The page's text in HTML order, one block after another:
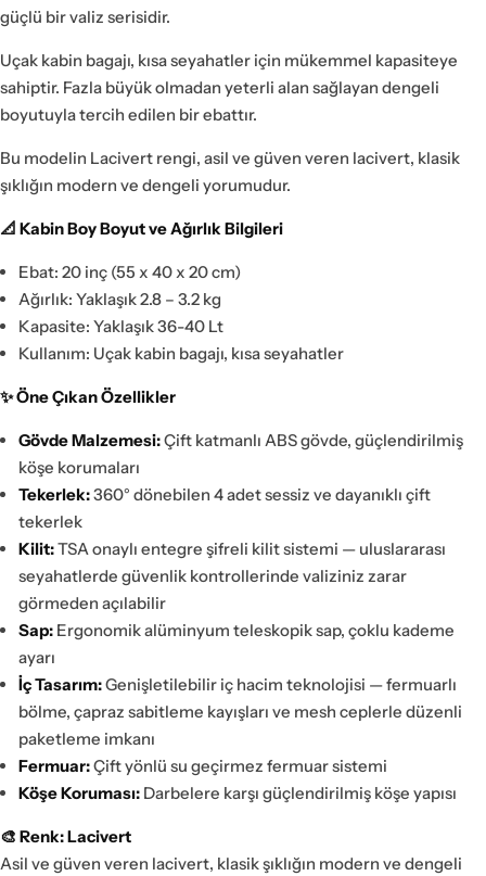
güçlü bir valiz serisidir.
Uçak kabin bagajı, kısa seyahatler için mükemmel kapasiteye
sahiptir. Fazla büyük olmadan yeterli alan sağlayan dengeli
boyutuyla tercih edilen bir ebattır.
Bu modelin Lacivert rengi, asil ve güven veren lacivert, klasik
şıklığın modern ve dengeli yorumudur.
📐 Kabin Boy Boyut ve Ağırlık Bilgileri
Ebat: 20 inç (55 x 40 x 20 cm)
Ağırlık: Yaklaşık 2.8 – 3.2 kg
Kapasite: Yaklaşık 36-40 Lt
Kullanım: Uçak kabin bagajı, kısa seyahatler
✨ Öne Çıkan Özellikler
Gövde Malzemesi:Çift katmanlı ABS gövde, güçlendirilmiş
köşe korumaları
Tekerlek:360° dönebilen 4 adet sessiz ve dayanıklı çift
tekerlek
Kilit:TSA onaylı entegre şifreli kilit sistemi — uluslararası
seyahatlerde güvenlik kontrollerinde valiziniz zarar
görmeden açılabilir
Sap: Ergonomik alüminyum teleskopik sap, çoklu kademe
ayarı
İç Tasarım:Genişletilebilir iç hacim teknolojisi — fermuarlı
bölme, çapraz sabitleme kayışları ve mesh ceplerle düzenli
paketleme imkanı
Fermuar:Çift yönlü su geçirmez fermuar sistemi
Köşe Koruması: Darbelere karşı güçlendirilmiş köşe yapısı
🎨 Renk: Lacivert
Asil ve güven veren lacivert, klasik şıklığın modern ve dengeli